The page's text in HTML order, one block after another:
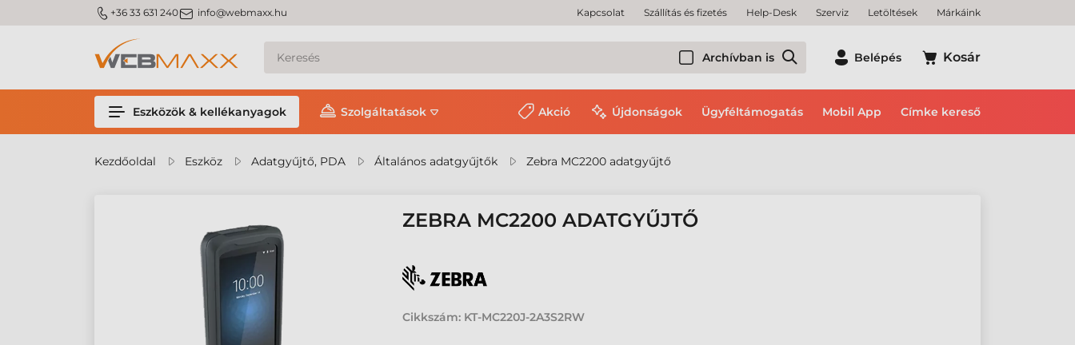
m_phone +36 33 631 240m_email info@webmaxx.hu Kapcsolat Szállítás és fizetés Help-Desk Szerviz Letöltések Márkáink
Archívban is Belépés Kosár
Eszközök & kellékanyagok Szolgáltatások Akció Újdonságok Ügyféltámogatás Mobil App Címke kereső
Kezdőoldal Eszköz Adatgyűjtő, PDA Általános adatgyűjtők Zebra MC2200 adatgyűjtő
ZEBRA MC2200 ADATGYŰJTŐ
Cikkszám: KT-MC220J-2A3S2RW